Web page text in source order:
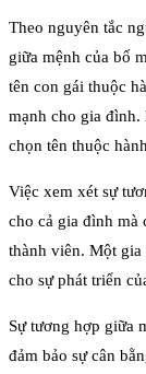
Theo nguyên tắc
giữa mệnh của bố
tên con gái thuộc
mạnh cho gia đình.
chọn tên thuộc
Việc xem xét sự
cho cả gia đình mà
thành viên. Một gia
cho sự phát triển
Sự tương hợp giữa
đảm bảo sự cân